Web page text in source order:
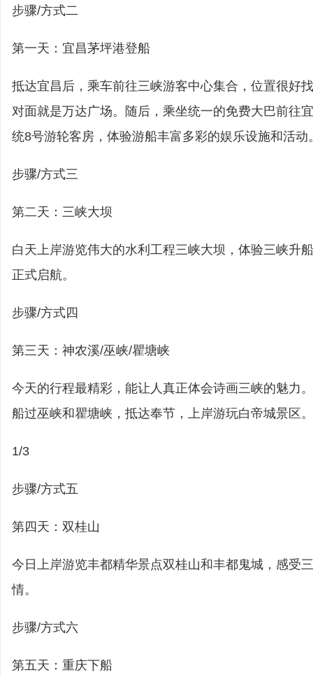
步骤/方式二
第一天：宜昌茅坪港登船
抵达宜昌后，乘车前往三峡游客中心集合，位置很好
对面就是万达广场。随后，乘坐统一的免费大巴前往
统8号游轮客房，体验游船丰富多彩的娱乐设施和活动
步骤/方式三
第二天：三峡大坝
白天上岸游览伟大的水利工程三峡大坝，体验三峡升
正式启航。
步骤/方式四
第三天：神农溪/巫峡/瞿塘峡
今天的行程最精彩，能让人真正体会诗画三峡的魅力
船过巫峡和瞿塘峡，抵达奉节，上岸游玩白帝城景区。
1/3
步骤/方式五
第四天：双桂山
今日上岸游览丰都精华景点双桂山和丰都鬼城，感受
情。
步骤/方式六
第五天：重庆下船